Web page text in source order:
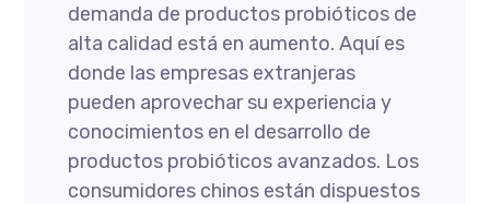
demanda de productos probióticos de
alta calidad está en aumento. Aquí es
donde las empresas extranjeras
pueden aprovechar su experiencia y
conocimientos en el desarrollo de
productos probióticos avanzados. Los
consumidores chinos están dispuestos